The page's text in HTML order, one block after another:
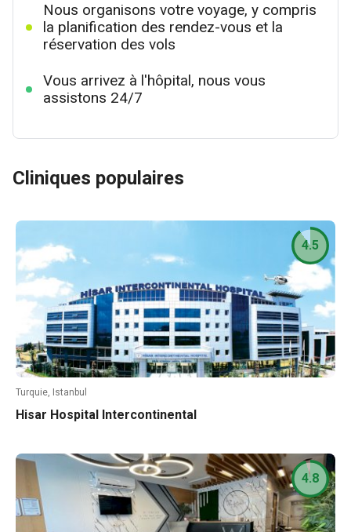
Nous organisons votre voyage, y compris
la planification des rendez-vous et la
réservation des vols
Vous arrivez à l'hôpital, nous vous
assistons 24/7
Cliniques populaires
Turquie, Istanbul
Hisar Hospital Intercontinental
4.5
4.8